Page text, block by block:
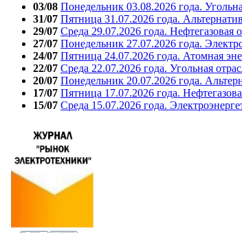
03/08 Понедельник 03.08.2026 года.
31/07 Пятница 31.07.2026 года.
29/07 Среда 29.07.2026 года. Нефтегазовая
27/07 Понедельник 27.07.2026 года.
24/07 Пятница 24.07.2026 года. Атомная
22/07 Среда 22.07.2026 года. Угольная
20/07 Понедельник 20.07.2026 года.
17/07 Пятница 17.07.2026 года.
15/07 Среда 15.07.2026 года.